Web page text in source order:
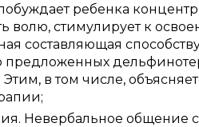
ребенка
волю, стимулирует к
составляющая
Этим, в том числе,
Невербальное общение с